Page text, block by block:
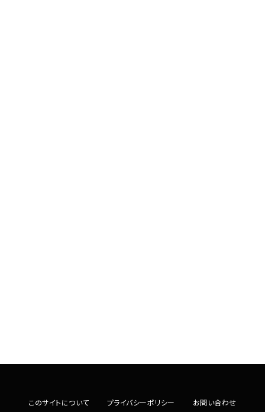
このサイトについて プライバシーポリシー お問い合わせ